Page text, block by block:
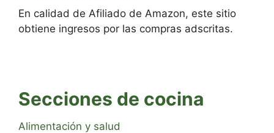
En calidad de Afiliado de Amazon, este sitio
obtiene ingresos por las compras adscritas.
Secciones de cocina
Alimentación y salud